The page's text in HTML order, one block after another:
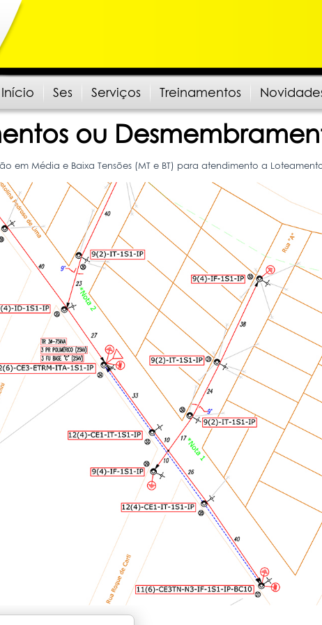
Início Ses Serviços Treinamentos
ou
em Média e Baixa Tensões (MT e BT) para atendimento a